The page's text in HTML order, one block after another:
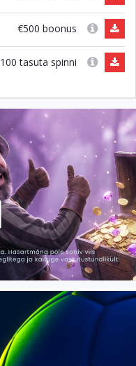
€500 boonus
100 tasuta spinni